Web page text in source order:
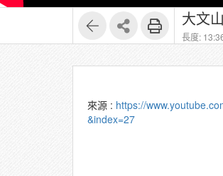
大文
長度:
來源 : https://
&index=27